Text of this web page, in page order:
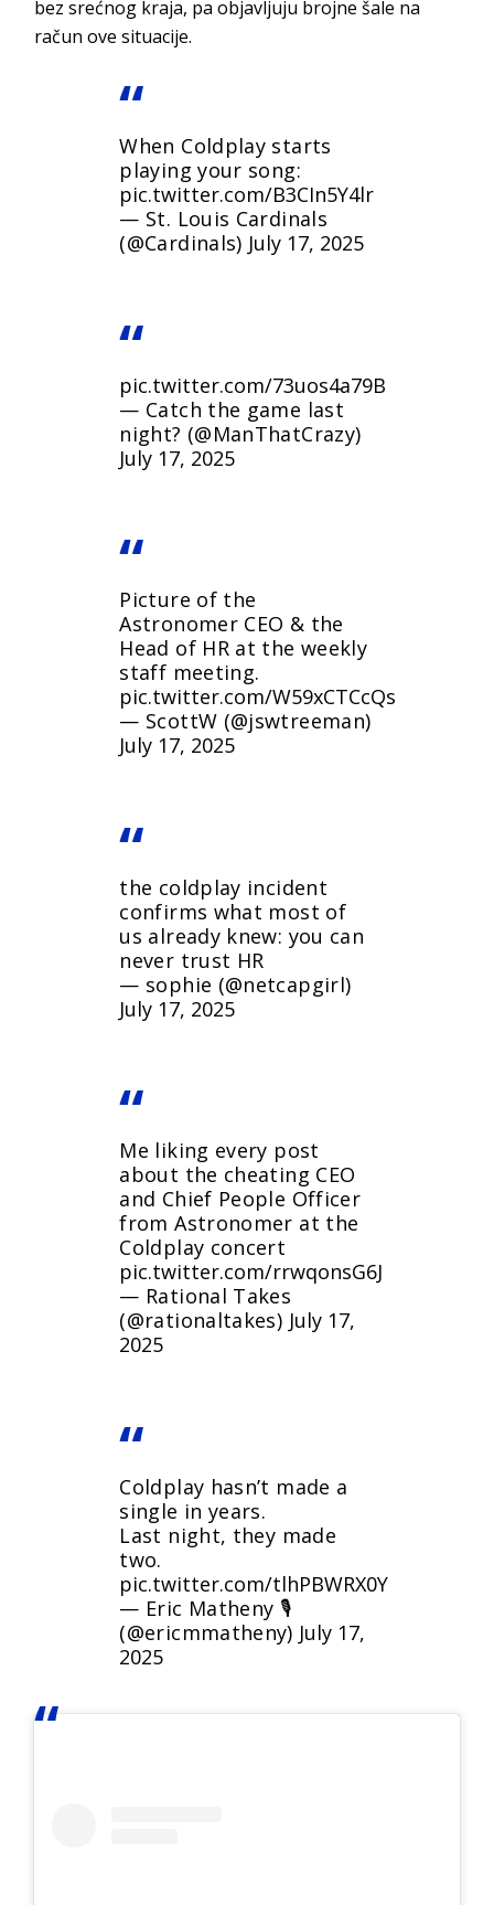
bez srećnog kraja, pa objavljuju brojne šale na
račun ove situacije.
When Coldplay starts
playing your song:
pic.twitter.com/B3CIn5Y4lr
— St. Louis Cardinals
(@Cardinals) July 17, 2025
pic.twitter.com/73uos4a79B
— Catch the game last
night? (@ManThatCrazy)
July 17, 2025
Picture of the
Astronomer CEO & the
Head of HR at the weekly
staff meeting.
pic.twitter.com/W59xCTCcQs
— ScottW (@jswtreeman)
July 17, 2025
the coldplay incident
confirms what most of
us already knew: you can
never trust HR
— sophie (@netcapgirl)
July 17, 2025
Me liking every post
about the cheating CEO
and Chief People Officer
from Astronomer at the
Coldplay concert
pic.twitter.com/rrwqonsG6J
— Rational Takes
(@rationaltakes) July 17,
2025
Coldplay hasn’t made a
single in years.
Last night, they made
two.
pic.twitter.com/tlhPBWRX0Y
— Eric Matheny 🎙️
(@ericmmatheny) July 17,
2025